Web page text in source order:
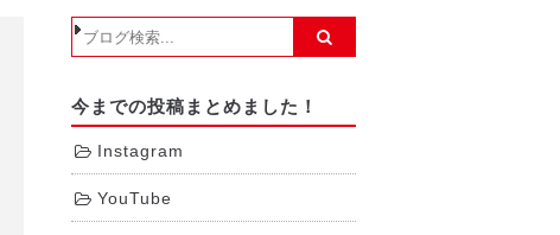
今までの投稿まとめました！
Instagram
YouTube